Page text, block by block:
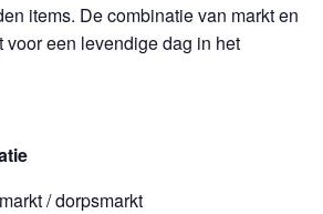
items. De combinatie van markt en
voor een levendige dag in het
/ dorpsmarkt